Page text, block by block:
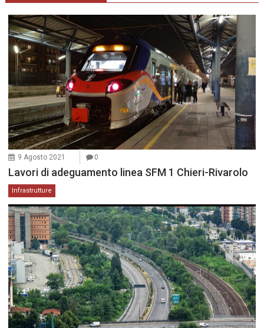
9 Agosto 2021 0
Lavori di adeguamento linea SFM 1 Chieri-Rivarolo
Infrastrutture